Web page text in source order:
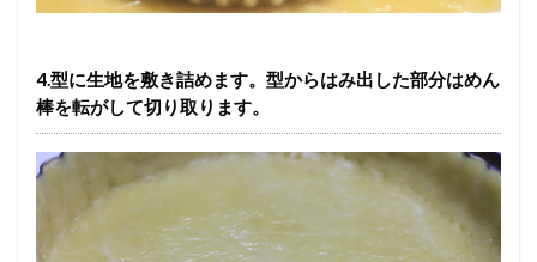
4.型に生地を敷き詰めます。型からはみ出した部分はめん
棒を転がして切り取ります。